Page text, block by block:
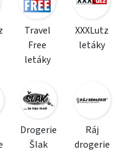
Travel
Free
letáky
XXXLutz
letáky
Drogerie
Šlak
Ráj
drogerie